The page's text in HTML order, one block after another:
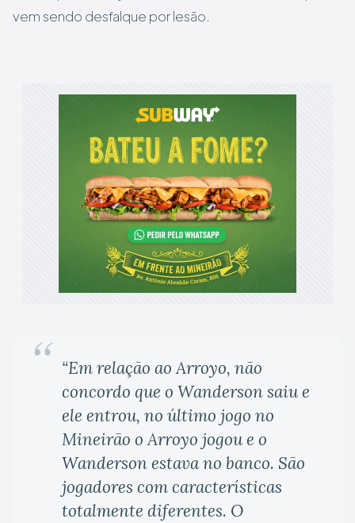
vem sendo desfalque por lesão.
“Em relação ao Arroyo, não
concordo que o Wanderson saiu e
ele entrou, no último jogo no
Mineirão o Arroyo jogou e o
Wanderson estava no banco. São
jogadores com características
totalmente diferentes. O